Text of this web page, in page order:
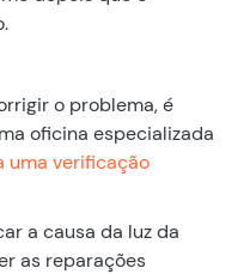
o problema, é
oficina especializada
uma verificação
a causa da luz da
as reparações